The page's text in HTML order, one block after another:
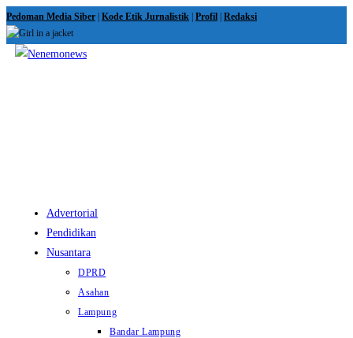
Skip
to
content
Pedoman Media Siber Kode Etik Jurnalistik Profil Redaksi
Advertorial
Pendidikan
Nusantara
DPRD
Asahan
Lampung
Bandar Lampung